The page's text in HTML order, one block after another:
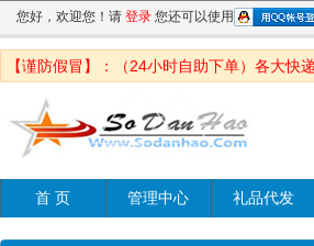
您好，欢迎您！请 登录 您还可以使用
【谨防假冒】：（24小时自助下单）各大
首 页 管理中心 礼品代发